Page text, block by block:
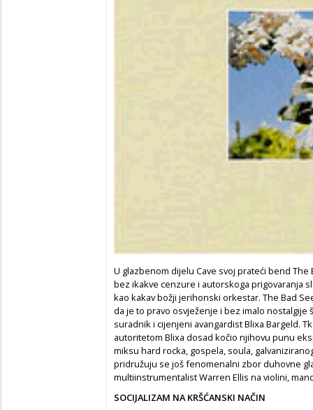
U glazbenom dijelu Cave svoj prateći bend
bez ikakve cenzure i autorskoga prigovaranja
kao kakav božji jerihonski orkestar. The Bad
da je to pravo osvježenje i bez imalo
suradnik i cijenjeni avangardist Blixa Bargeld.
autoritetom Blixa dosad kočio njihovu punu
miksu hard rocka, gospela, soula,
pridružuju se još fenomenalni zbor duhovne
multiinstrumentalist Warren Ellis na violini,
SOCIJALIZAM NA KRŠĆANSKI NAČIN